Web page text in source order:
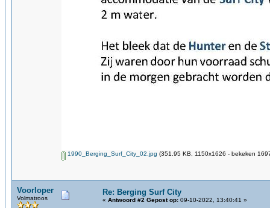
1990_Berging_Surf_City_02.jpg (351.95 KB, 1150x1626 - bekeken
Voorloper
Volmatroos
Re: Berging Surf City
« Antwoord #2 Gepost op: 09-10-2022, 13:40:41 »